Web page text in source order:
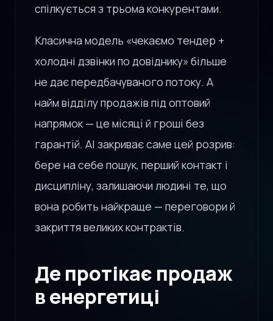
спілкується з трьома конкурентами.
Класична модель «чекаємо тендер +
холодні дзвінки по довіднику» більше
не дає передбачуваного потоку. А
найм відділу продажів під оптовий
напрямок — це місяці й гроші без
гарантій. AI закриває саме цей розрив:
бере на себе пошук, перший контакт і
дисципліну, залишаючи людині те, що
вона робить найкраще — переговори й
закриття великих контрактів.
Де протікає продаж
в енергетиці